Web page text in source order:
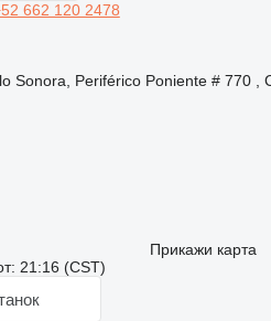
662 120 2478
Sonora, Periférico Poniente # 770 ,
Прикажи карта
21:16 (CST)